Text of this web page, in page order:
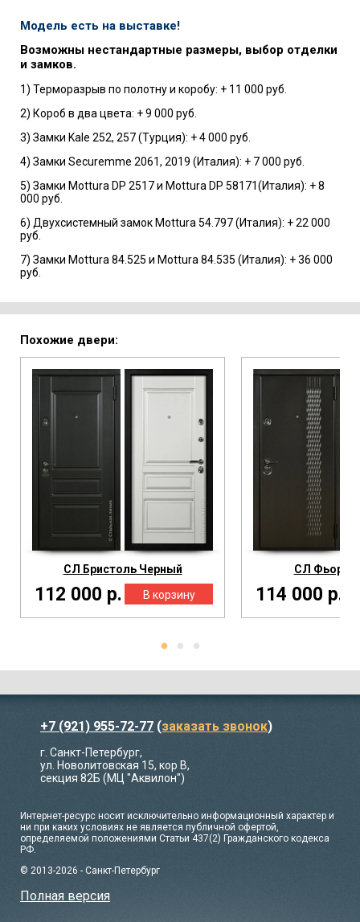
Модель есть на выставке!
Возможны нестандартные размеры, выбор отделки
и замков.
1) Терморазрыв по полотну и коробу: + 11 000 руб.
2) Короб в два цвета: + 9 000 руб.
3) Замки Kale 252, 257 (Турция): + 4 000 руб.
4) Замки Securemme 2061, 2019 (Италия): + 7 000 руб.
5) Замки Mottura DP 2517 и Mottura DP 58171(Италия): + 8
000 руб.
6) Двухсистемный замок Mottura 54.797 (Италия): + 22 000
руб.
7) Замки Mottura 84.525 и Mottura 84.535 (Италия): + 36 000
руб.
Похожие двери:
СЛ Бристоль Черный
112 000 р.
СЛ Фьорд
114 000 р.
+7 (921) 955-72-77 (заказать звонок)
г. Санкт-Петербург,
ул. Новолитовская 15, кор В,
секция 82Б (МЦ "Аквилон")
Интернет-ресурс носит исключительно информационный характер и
ни при каких условиях не является публичной офертой,
определяемой положениями Статьи 437(2) Гражданского кодекса
РФ.
© 2013-2026 - Санкт-Петербург
Полная версия